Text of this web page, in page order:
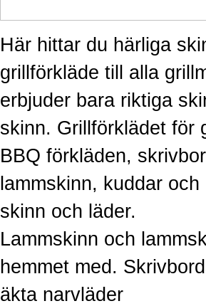
Här hittar du härliga
grillförkläde till alla
erbjuder bara riktiga
skinn. Grillförklädet för
BBQ förkläden,
lammskinn, kuddar
skinn och läder.
Lammskinn och
hemmet med.
äkta narvläder